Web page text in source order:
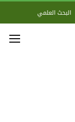
البحث العلمي